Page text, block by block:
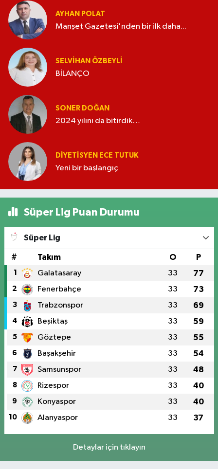
AYHAN POLAT
Manşet Gazetesi'nden bir ilk daha...
SELVIHAN ÖZBEYLI
BİLANÇO
SONER DOĞAN
2024 yılını da bitirdik…
DIYETISYEN ECE TUTUK
Yeni bir başlangıç
Süper Lig Puan Durumu
Süper Lig
# Takım O P
1 Galatasaray 33 77
2 Fenerbahçe 33 73
3 Trabzonspor 33 69
4 Beşiktaş 33 59
5 Göztepe 33 55
6 Başakşehir 33 54
7 Samsunspor 33 48
8 Rizespor 33 40
9 Konyaspor 33 40
10 Alanyaspor 33 37
Detaylar için tıklayın